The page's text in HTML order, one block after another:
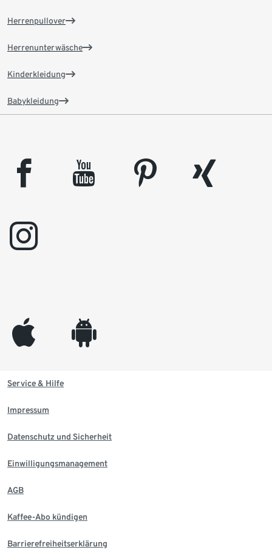
Herrenpullover
Herrenunterwäsche
Kinderkleidung
Babykleidung
facebook youtube pinterest
xing
instagram
appleinc android
Service & Hilfe
Impressum
Datenschutz und Sicherheit
Einwilligungsmanagement
AGB
Kaffee-Abo kündigen
Barrierefreiheitserklärung